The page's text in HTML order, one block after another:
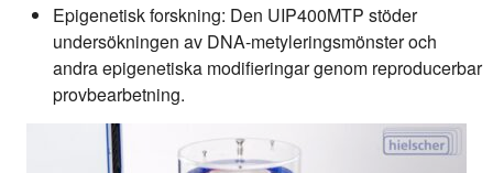
Epigenetisk forskning: Den UIP400MTP stöder
undersökningen av DNA-metyleringsmönster och
andra epigenetiska modifieringar genom reproducerbar
provbearbetning.